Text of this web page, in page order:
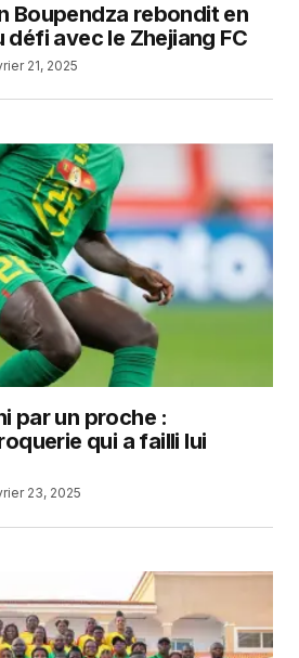
Boupendza rebondit en
défi avec le Zhejiang FC
21, 2025
par un proche :
qui a failli lui
23, 2025